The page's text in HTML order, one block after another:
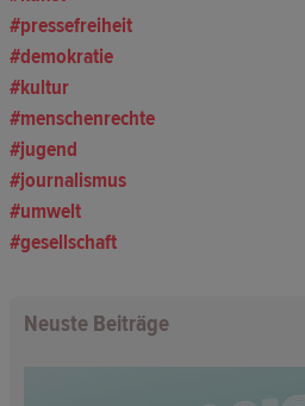
pressefreiheit
demokratie
kultur
menschenrechte
jugend
journalismus
umwelt
gesellschaft
Neuste Beiträge